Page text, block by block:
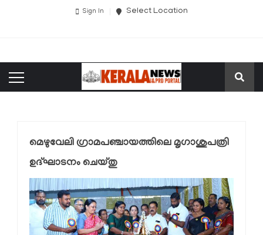
Sign In Select Location
മെഴുവേലി ഗ്രാമപഞ്ചായത്തിലെ മൃഗാശുപത്രി
ഉദ്ഘാടനം ചെയ്തു